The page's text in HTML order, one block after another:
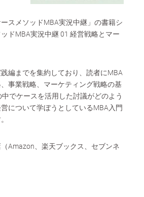
スメソッドMBA実況中継」の書籍シ
ドMBA実況中継 01 経営戦略とマー
編までを集約しており、読者にMBA
事業戦略、マーケティング戦略の基
でケースを活用した討議がどのよう
について学ぼうとしているMBA入門
Amazon、楽天ブックス、セブンネ